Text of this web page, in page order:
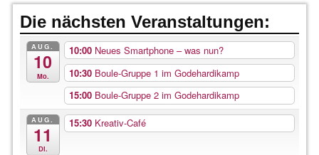
Die nächsten Veranstaltungen:
AUG.
10
Mo.
10:00 Neues Smartphone – was nun?
10:30 Boule-Gruppe 1 im Godehardikamp
15:00 Boule-Gruppe 2 im Godehardikamp
AUG.
11
Di.
15:30 Kreativ-Café